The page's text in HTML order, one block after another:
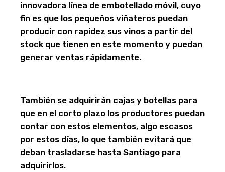
innovadora línea de embotellado móvil, cuyo
fin es que los pequeños viñateros puedan
producir con rapidez sus vinos a partir del
stock que tienen en este momento y puedan
generar ventas rápidamente.
También se adquirirán cajas y botellas para
que en el corto plazo los productores puedan
contar con estos elementos, algo escasos
por estos días, lo que también evitará que
deban trasladarse hasta Santiago para
adquirirlos.